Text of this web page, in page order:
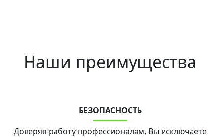
Наши преимущества
БЕЗОПАСНОСТЬ
Доверяя работу профессионалам, Вы исключаете